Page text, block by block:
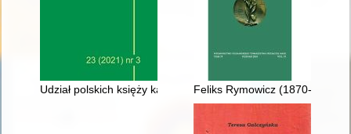
Udział polskich księży katolickich w wojnie rosyjsko-
Feliks Rymowicz (1870-1905)